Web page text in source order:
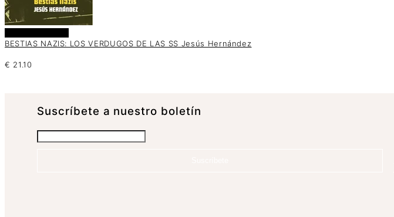
BESTIAS NAZIS: LOS VERDUGOS DE LAS SS Jesús Hernández
€ 21.10
Suscrí­bete a nuestro boletín